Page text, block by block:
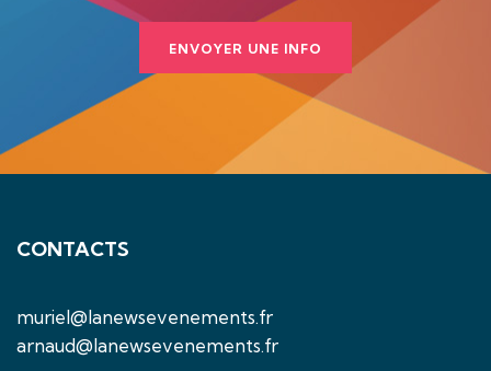
ENVOYER UNE INFO
CONTACTS
muriel@lanewsevenements.fr
arnaud@lanewsevenements.fr